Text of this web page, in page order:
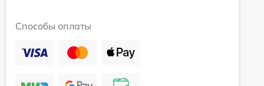
Способы оплаты